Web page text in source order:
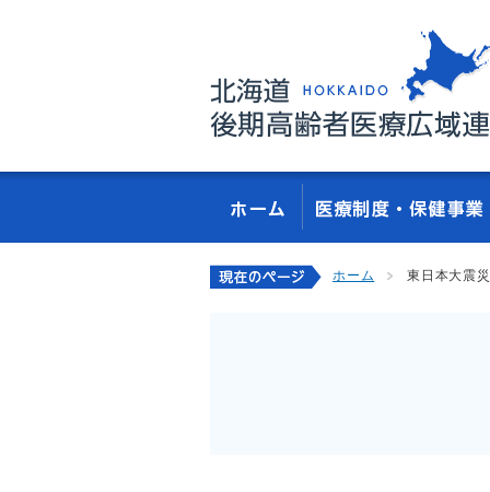
ホーム 東日本大震